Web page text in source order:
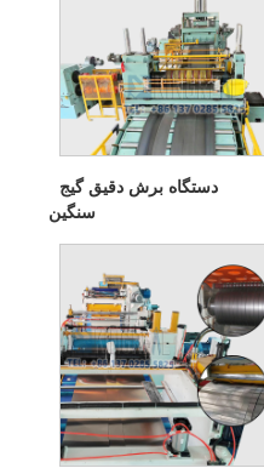
دستگاه برش دقیق گیج
سنگین